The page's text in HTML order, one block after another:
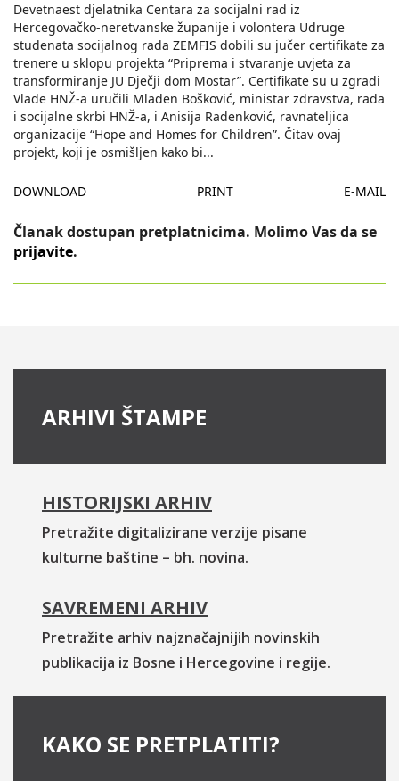
Devetnaest djelatnika Centara za socijalni rad iz
Hercegovačko-neretvanske županije i volontera Udruge
studenata socijalnog rada ZEMFIS dobili su jučer certifikate za
trenere u sklopu projekta “Priprema i stvaranje uvjeta za
transformiranje JU Dječji dom Mostar”. Certifikate su u zgradi
Vlade HNŽ-a uručili Mladen Bošković, ministar zdravstva, rada
i socijalne skrbi HNŽ-a, i Anisija Radenković, ravnateljica
organizacije “Hope and Homes for Children”. Čitav ovaj
projekt, koji je osmišljen kako bi...
DOWNLOAD PRINT E-MAIL
Članak dostupan pretplatnicima. Molimo Vas da se
prijavite.
ARHIVI ŠTAMPE
HISTORIJSKI ARHIV
Pretražite digitalizirane verzije pisane
kulturne baštine – bh. novina.
SAVREMENI ARHIV
Pretražite arhiv najznačajnijih novinskih
publikacija iz Bosne i Hercegovine i regije.
KAKO SE PRETPLATITI?